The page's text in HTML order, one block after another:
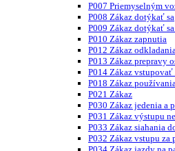
P007 Priemyselným
P008 Zákaz dotýkať sa
P009 Zákaz dotýkať
P010 Zákaz zapnutia
P012 Zákaz
P013 Zákaz prepravy
P014 Zákaz vstupovať
P018 Zákaz
P021 Zákaz
P030 Zákaz jedenia a
P031 Zákaz výstupu
P033 Zákaz siahania
P032 Zákaz vstupu za